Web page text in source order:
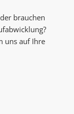
brauchen
uns auf Ihre